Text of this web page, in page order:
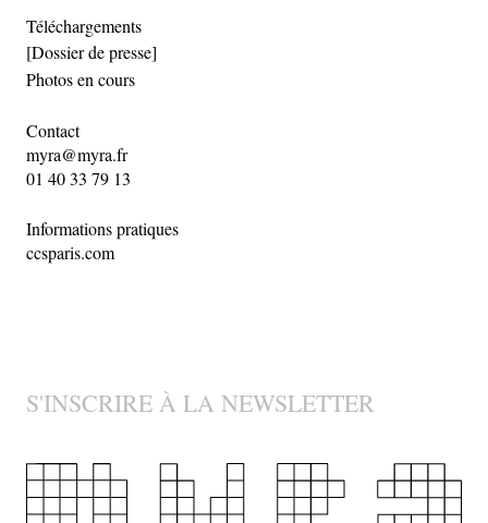
Téléchargements
[Dossier de presse]
Photos en cours
Contact
myra@myra.fr
01 40 33 79 13
Informations pratiques
ccsparis.com
S'INSCRIRE À LA NEWSLETTER